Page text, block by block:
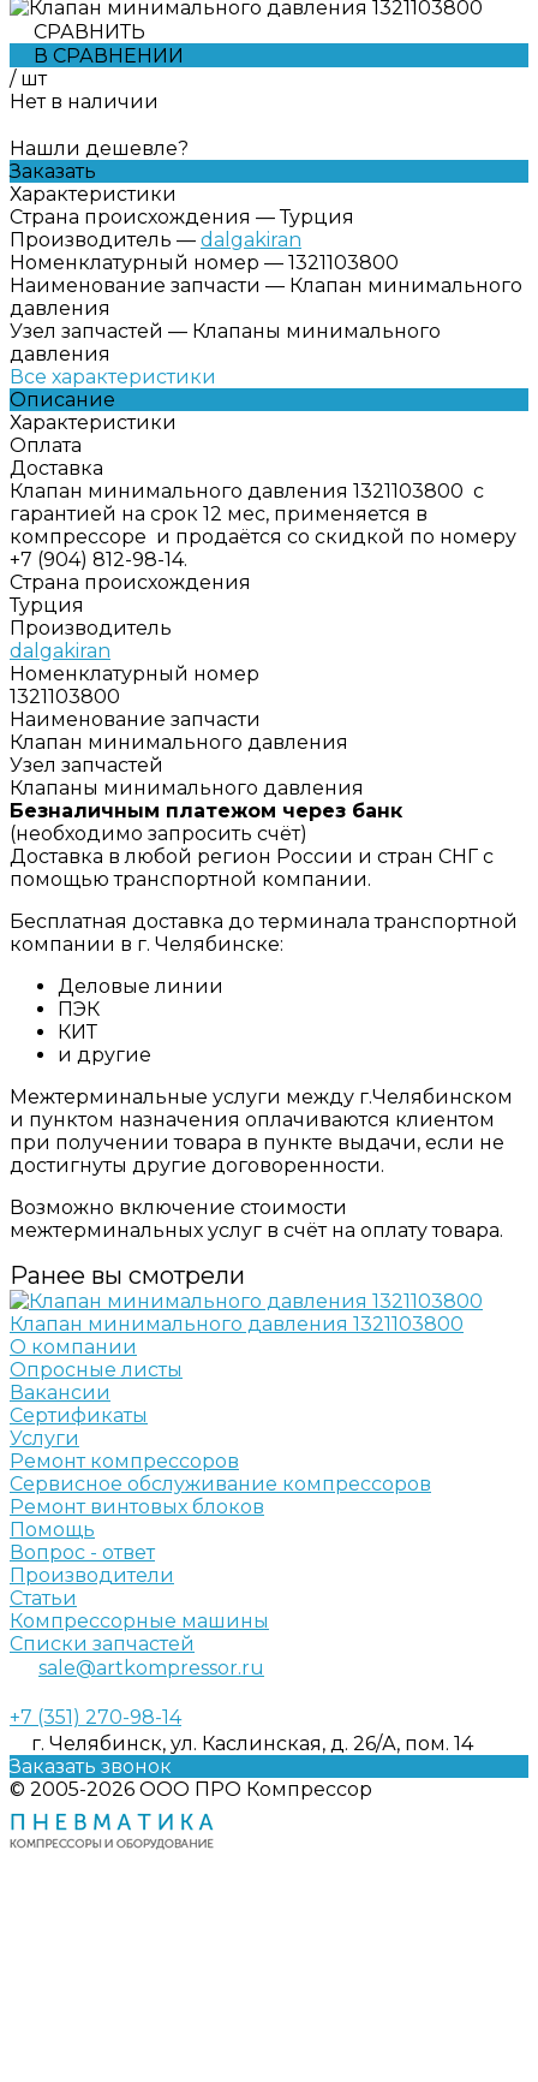
СРАВНИТЬ
В СРАВНЕНИИ
/ шт
Нет в наличии
Нашли дешевле?
Заказать
Характеристики
Страна происхождения — Турция
Производитель — dalgakiran
Номенклатурный номер — 1321103800
Наименование запчасти — Клапан минимального
давления
Узел запчастей — Клапаны минимального
давления
Все характеристики
Описание
Характеристики
Оплата
Доставка
Клапан минимального давления 1321103800 с
гарантией на срок 12 мес, применяется в
компрессоре и продаётся со скидкой по номеру
+7 (904) 812-98-14.
Страна происхождения
Турция
Производитель
dalgakiran
Номенклатурный номер
1321103800
Наименование запчасти
Клапан минимального давления
Узел запчастей
Клапаны минимального давления
Безналичным платежом через банк
(необходимо запросить счёт)
Доставка в любой регион России и стран СНГ с
помощью транспортной компании.
Бесплатная доставка до терминала транспортной
компании в г. Челябинске:
Деловые линии
ПЭК
КИТ
и другие
Межтерминальные услуги между г.Челябинском
и пунктом назначения оплачиваются клиентом
при получении товара в пункте выдачи, если не
достигнуты другие договоренности.
Возможно включение стоимости
межтерминальных услуг в счёт на оплату товара.
Ранее вы смотрели
Клапан минимального давления 1321103800
О компании
Опросные листы
Вакансии
Сертификаты
Услуги
Ремонт компрессоров
Сервисное обслуживание компрессоров
Ремонт винтовых блоков
Помощь
Вопрос - ответ
Производители
Статьи
Компрессорные машины
Списки запчастей
sale@artkompressor.ru
+7 (351) 270-98-14
г. Челябинск, ул. Каслинская, д. 26/А, пом. 14
Заказать звонок
© 2005-2026 ООО ПРО Компрессор